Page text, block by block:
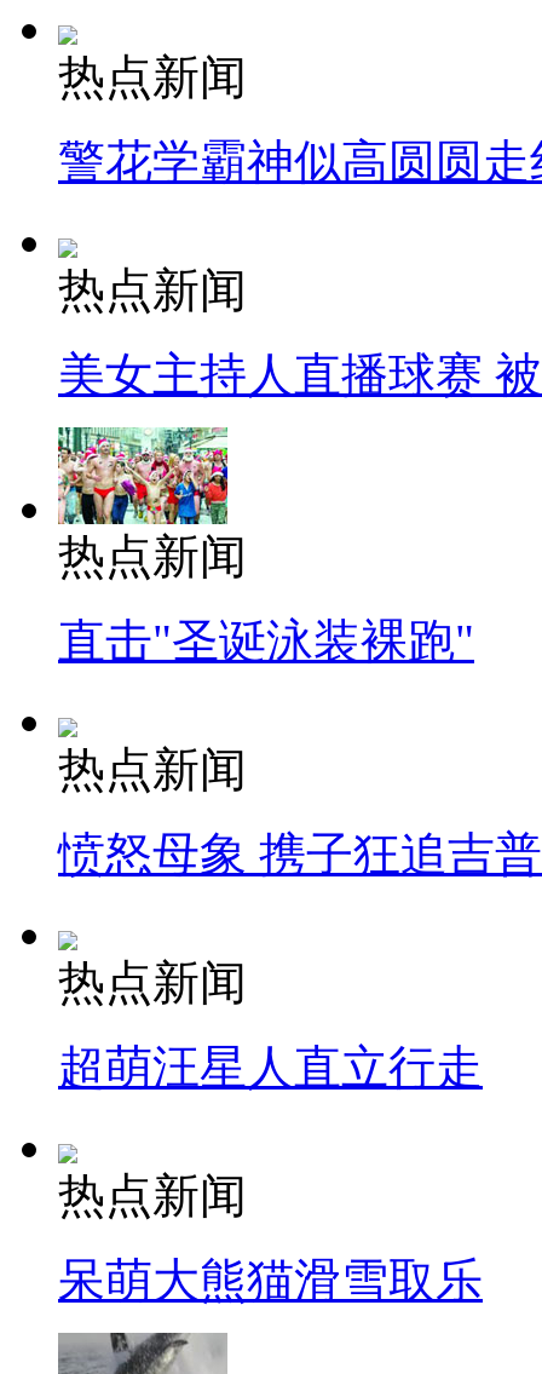
热点新闻
警花学霸神似高圆圆走
热点新闻
美女主持人直播球赛
热点新闻
直击"圣诞泳装裸跑"
热点新闻
愤怒母象 携子狂追吉
热点新闻
超萌汪星人直立行走
热点新闻
呆萌大熊猫滑雪取乐